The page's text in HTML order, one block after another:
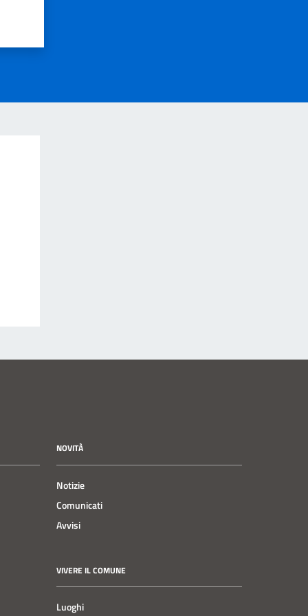
NOVITÀ
Notizie
Comunicati
Avvisi
VIVERE IL COMUNE
Luoghi